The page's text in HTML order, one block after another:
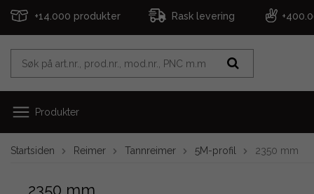
+14.000 produkter Rask levering
Produkter
Startsiden Reimer Tannreimer 5M-profil 2350 mm
2350 mm